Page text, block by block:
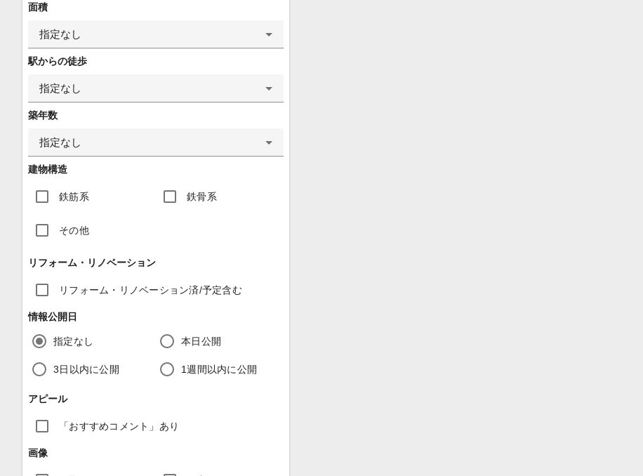
面積
指定なし
駅からの徒歩
指定なし
築年数
指定なし
建物構造
鉄筋系 鉄骨系
その他
リフォーム・リノベーション
リフォーム・リノベーション済/予定含む
情報公開日
指定なし 本日公開
3日以内に公開 1週間以内に公開
アピール
「おすすめコメント」あり
画像